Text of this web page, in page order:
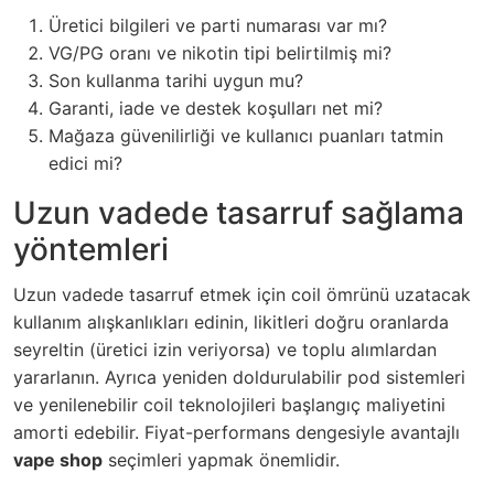
Üretici bilgileri ve parti numarası var mı?
VG/PG oranı ve nikotin tipi belirtilmiş mi?
Son kullanma tarihi uygun mu?
Garanti, iade ve destek koşulları net mi?
Mağaza güvenilirliği ve kullanıcı puanları tatmin
edici mi?
Uzun vadede tasarruf sağlama
yöntemleri
Uzun vadede tasarruf etmek için coil ömrünü uzatacak
kullanım alışkanlıkları edinin, likitleri doğru oranlarda
seyreltin (üretici izin veriyorsa) ve toplu alımlardan
yararlanın. Ayrıca yeniden doldurulabilir pod sistemleri
ve yenilenebilir coil teknolojileri başlangıç maliyetini
amorti edebilir. Fiyat-performans dengesiyle avantajlı
vape shop seçimleri yapmak önemlidir.